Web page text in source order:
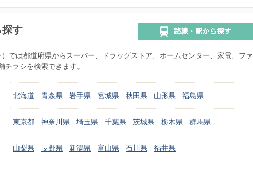
す
では都道府県からスーパー、ドラッグストア、ホームセンター、家電、ファ
チラシを検索できます。
北海道 青森県 岩手県 宮城県 秋田県 山形県 福島県
東京都 神奈川県 埼玉県 千葉県 茨城県 栃木県 群馬県
山梨県 長野県 新潟県 富山県 石川県 福井県